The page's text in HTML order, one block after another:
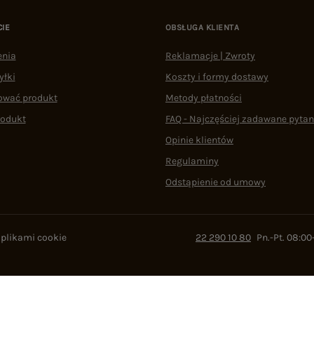
produkt
OBSŁUGA KLIENTA
Reklamacje | Zwroty
Koszty i formy dostawy
Metody płatności
FAQ - Najczęściej zadawane
Opinie klientów
Regulaminy
Odstąpienie od umowy
cookie 22 290 10 80 Pn.-Pt.